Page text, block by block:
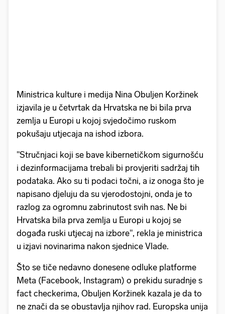
Ministrica kulture i medija Nina Obuljen Koržinek
izjavila je u četvrtak da Hrvatska ne bi bila prva
zemlja u Europi u kojoj svjedočimo ruskom
pokušaju utjecaja na ishod izbora.
"Stručnjaci koji se bave kibernetičkom sigurnošću
i dezinformacijama trebali bi provjeriti sadržaj tih
podataka. Ako su ti podaci točni, a iz onoga što je
napisano djeluju da su vjerodostojni, onda je to
razlog za ogromnu zabrinutost svih nas. Ne bi
Hrvatska bila prva zemlja u Europi u kojoj se
događa ruski utjecaj na izbore", rekla je ministrica
u izjavi novinarima nakon sjednice Vlade.
Što se tiče nedavno donesene odluke platforme
Meta (Facebook, Instagram) o prekidu suradnje s
fact checkerima, Obuljen Koržinek kazala je da to
ne znači da se obustavlja njihov rad. Europska unija